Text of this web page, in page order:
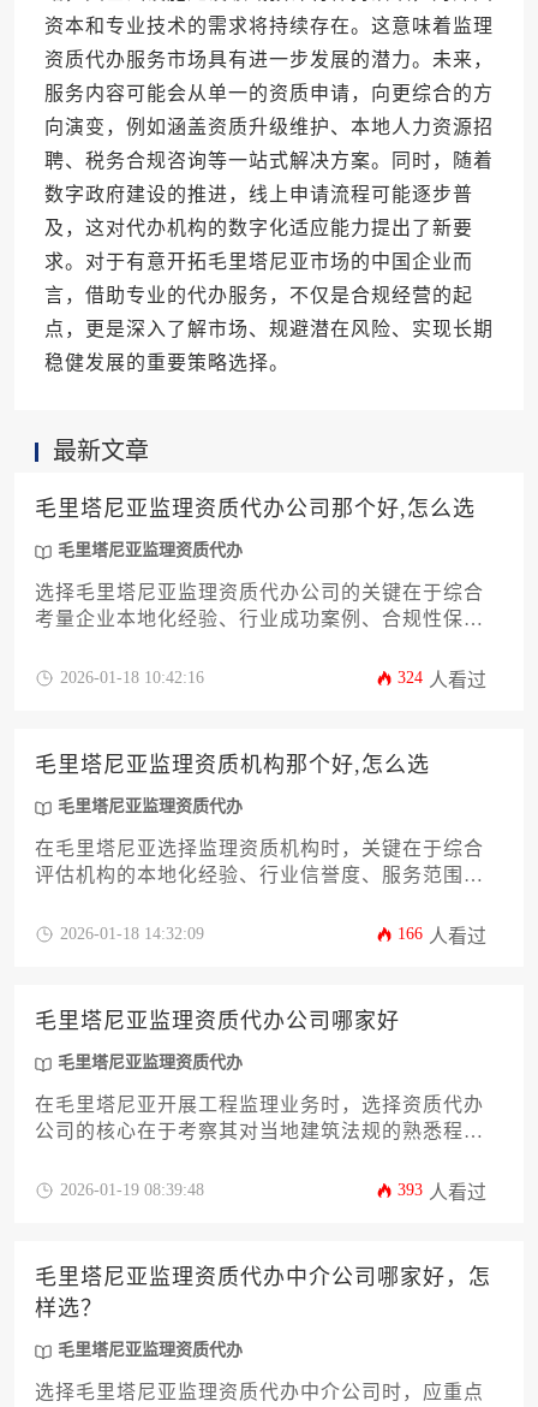
资本和专业技术的需求将持续存在。这意味着监理
资质代办服务市场具有进一步发展的潜力。未来，
服务内容可能会从单一的资质申请，向更综合的方
向演变，例如涵盖资质升级维护、本地人力资源招
聘、税务合规咨询等一站式解决方案。同时，随着
数字政府建设的推进，线上申请流程可能逐步普
及，这对代办机构的数字化适应能力提出了新要
求。对于有意开拓毛里塔尼亚市场的中国企业而
言，借助专业的代办服务，不仅是合规经营的起
点，更是深入了解市场、规避潜在风险、实现长期
稳健发展的重要策略选择。
最新文章
毛里塔尼亚监理资质代办公司那个好,怎么选
毛里塔尼亚监理资质代办
选择毛里塔尼亚监理资质代办公司的关键在于综合
考量企业本地化经验、行业成功案例、合规性保障
验、合同细节审核等步骤筛选具备深厚当地政商资
2026-01-18 10:42:16 324 人看过
毛里塔尼亚监理资质机构那个好,怎么选
毛里塔尼亚监理资质代办
在毛里塔尼亚选择监理资质机构时，关键在于综合
评估机构的本地化经验、行业信誉度、服务范围与
规要求进行针对性筛选，而非简单比较单一指标。
2026-01-18 14:32:09 166 人看过
毛里塔尼亚监理资质代办公司哪家好
毛里塔尼亚监理资质代办
在毛里塔尼亚开展工程监理业务时，选择资质代办
公司的核心在于考察其对当地建筑法规的熟悉程
程市场资源整合实力。真正优质的代办机构应具备
往成功案例、比对隐形收费条款、评估紧急事务响
应速度等维度进行综合判断。
2026-01-19 08:39:48 393 人看过
毛里塔尼亚监理资质代办中介公司哪家好，怎
样选？
毛里塔尼亚监理资质代办
选择毛里塔尼亚监理资质代办中介公司时，应重点